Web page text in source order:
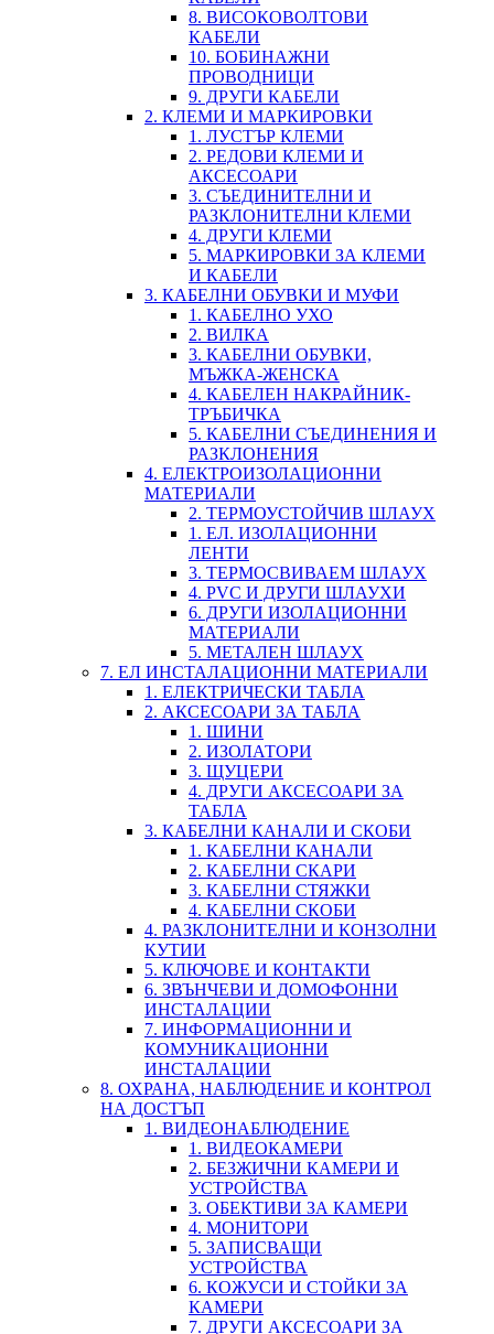
8. ВИСОКОВОЛТОВИ
КАБЕЛИ
10. БОБИНАЖНИ
ПРОВОДНИЦИ
9. ДРУГИ КАБЕЛИ
2. КЛЕМИ И МАРКИРОВКИ
1. ЛУСТЪР КЛЕМИ
2. РЕДОВИ КЛЕМИ И
АКСЕСОАРИ
3. СЪЕДИНИТЕЛНИ И
РАЗКЛОНИТЕЛНИ КЛЕМИ
4. ДРУГИ КЛЕМИ
5. МАРКИРОВКИ ЗА КЛЕМИ
И КАБЕЛИ
3. КАБЕЛНИ ОБУВКИ И МУФИ
1. КАБЕЛНО УХО
2. ВИЛКА
3. КАБЕЛНИ ОБУВКИ,
МЪЖКА-ЖЕНСКА
4. КАБЕЛЕН НАКРАЙНИК-
ТРЪБИЧКА
5. КАБЕЛНИ СЪЕДИНЕНИЯ И
РАЗКЛОНЕНИЯ
4. ЕЛЕКТРОИЗОЛАЦИОННИ
МАТЕРИАЛИ
2. ТЕРМОУСТОЙЧИВ ШЛАУХ
1. ЕЛ. ИЗОЛАЦИОННИ
ЛЕНТИ
3. ТЕРМОСВИВАЕМ ШЛАУХ
4. PVC И ДРУГИ ШЛАУХИ
6. ДРУГИ ИЗОЛАЦИОННИ
МАТЕРИАЛИ
5. МЕТАЛЕН ШЛАУХ
7. ЕЛ ИНСТАЛАЦИОННИ МАТЕРИАЛИ
1. ЕЛЕКТРИЧЕСКИ ТАБЛА
2. АКСЕСОАРИ ЗА ТАБЛА
1. ШИНИ
2. ИЗОЛАТОРИ
3. ЩУЦЕРИ
4. ДРУГИ АКСЕСОАРИ ЗА
ТАБЛА
3. КАБЕЛНИ КАНАЛИ И СКОБИ
1. КАБЕЛНИ КАНАЛИ
2. КАБЕЛНИ СКАРИ
3. КАБЕЛНИ СТЯЖКИ
4. КАБЕЛНИ СКОБИ
4. РАЗКЛОНИТЕЛНИ И КОНЗОЛНИ
КУТИИ
5. КЛЮЧОВЕ И КОНТАКТИ
6. ЗВЪНЧЕВИ И ДОМОФОННИ
ИНСТАЛАЦИИ
7. ИНФОРМАЦИОННИ И
КОМУНИКАЦИОННИ
ИНСТАЛАЦИИ
8. ОХРАНА, НАБЛЮДЕНИЕ И КОНТРОЛ
НА ДОСТЪП
1. ВИДЕОНАБЛЮДЕНИЕ
1. ВИДЕОКАМЕРИ
2. БЕЗЖИЧНИ КАМЕРИ И
УСТРОЙСТВА
3. ОБЕКТИВИ ЗА КАМЕРИ
4. МОНИТОРИ
5. ЗАПИСВАЩИ
УСТРОЙСТВА
6. КОЖУСИ И СТОЙКИ ЗА
КАМЕРИ
7. ДРУГИ АКСЕСОАРИ ЗА